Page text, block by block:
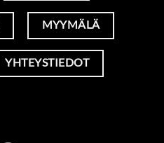
MYYMÄLÄ
YHTEYSTIEDOT